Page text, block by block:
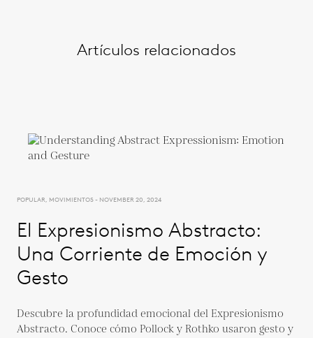
Artículos relacionados
POPULAR, MOVIMIENTOS - NOVEMBER 20, 2024
El Expresionismo Abstracto:
Una Corriente de Emoción y
Gesto
Descubre la profundidad emocional del Expresionismo
Abstracto. Conoce cómo Pollock y Rothko usaron gesto y